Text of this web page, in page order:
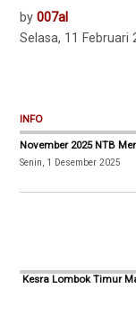
by 007al
Selasa, 11 Februari
INFO
November 2025 NTB
Senin, 1 Desember 2025
Kesra Lombok Timur